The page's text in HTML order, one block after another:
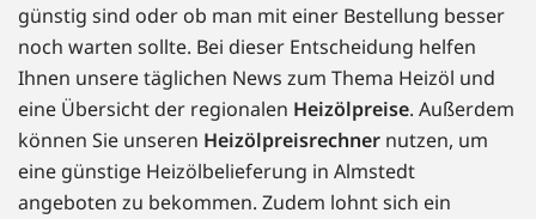
günstig sind oder ob man mit einer Bestellung besser
noch warten sollte. Bei dieser Entscheidung helfen
Ihnen unsere täglichen News zum Thema Heizöl und
eine Übersicht der regionalen Heizölpreise. Außerdem
können Sie unseren Heizölpreisrechner nutzen, um
eine günstige Heizölbelieferung in Almstedt
angeboten zu bekommen. Zudem lohnt sich ein